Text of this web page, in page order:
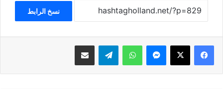
نسخ الرابط
فيسبوك ‫X ماسنجر واتساب تيلقرام مشاركة عبر البريد